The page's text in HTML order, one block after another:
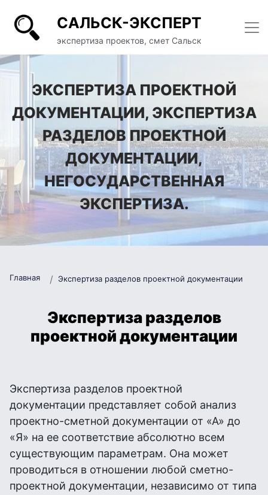
САЛЬСК-ЭКСПЕРТ
экспертиза проектов, смет Сальск
ЭКСПЕРТИЗА ПРОЕКТНОЙ
ДОКУМЕНТАЦИИ, ЭКСПЕРТИЗА
РАЗДЕЛОВ ПРОЕКТНОЙ
ДОКУМЕНТАЦИИ,
НЕГОСУДАРСТВЕННАЯ
ЭКСПЕРТИЗА.
Главная Экспертиза разделов проектной документации
Экспертиза разделов
проектной документации
Экспертиза разделов проектной
документации представляет собой анализ
проектно-сметной документации от «А» до
«Я» на ее соответствие абсолютно всем
существующим параметрам. Она может
проводиться в отношении любой сметно-
проектной документации, независимо от типа